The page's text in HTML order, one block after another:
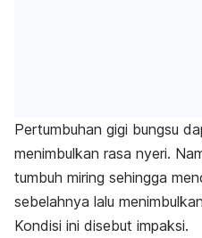
Pertumbuhan gigi bungsu
menimbulkan rasa nyeri.
tumbuh miring sehingga
sebelahnya lalu
Kondisi ini disebut impaksi.